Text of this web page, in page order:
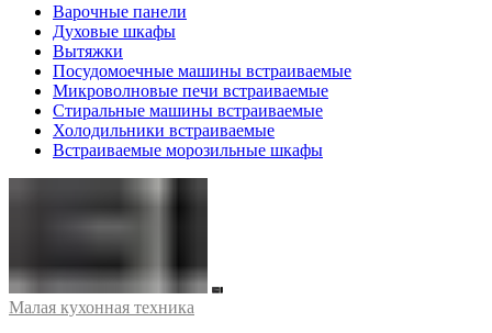
Варочные панели
Духовые шкафы
Вытяжки
Посудомоечные машины встраиваемые
Микроволновые печи встраиваемые
Стиральные машины встраиваемые
Холодильники встраиваемые
Встраиваемые морозильные шкафы
Малая кухонная техника